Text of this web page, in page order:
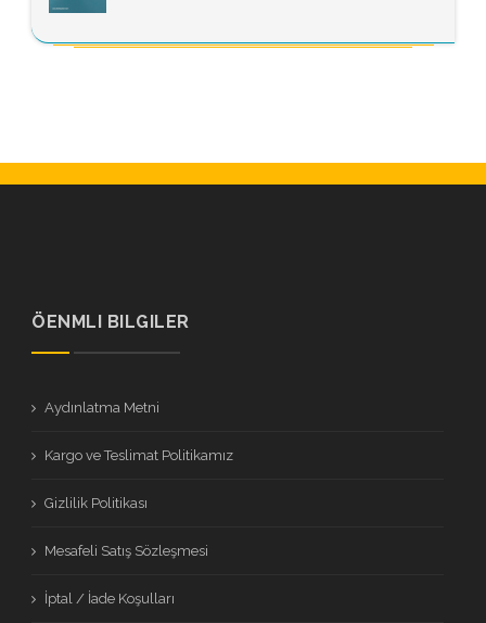
ÖENMLI BILGILER
Aydınlatma Metni
Kargo ve Teslimat Politikamız
Gizlilik Politikası
Mesafeli Satış Sözleşmesi
İptal / İade Koşulları